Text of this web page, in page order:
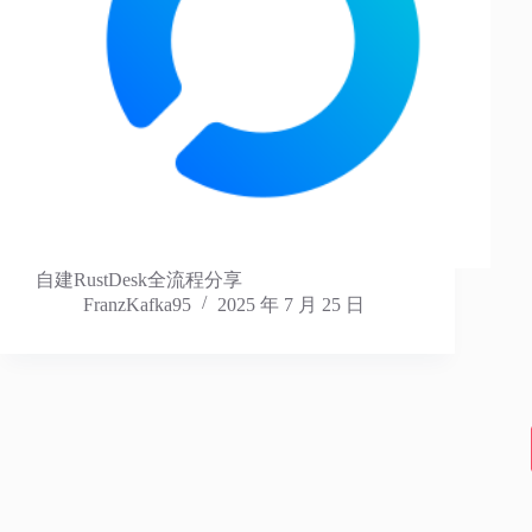
自建RustDesk全流程分享
FranzKafka95
2025 年 7 月 25 日